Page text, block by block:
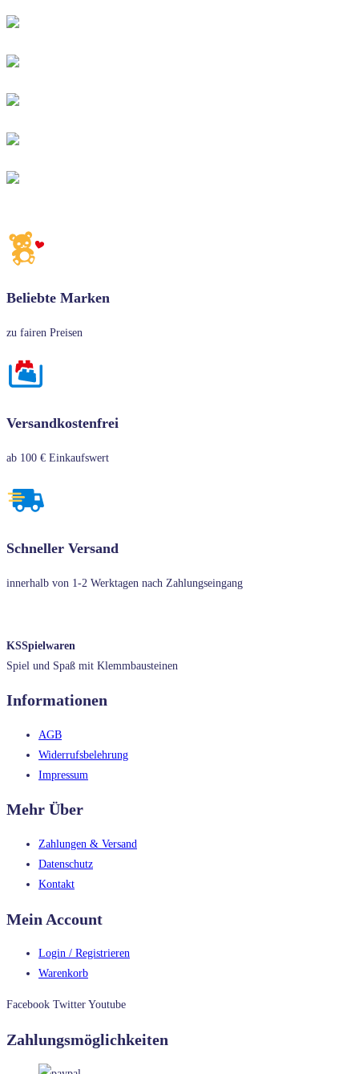
Beliebte Marken
zu fairen Preisen
Versandkostenfrei
ab 100 € Einkaufswert
Schneller Versand
innerhalb von 1-2 Werktagen nach Zahlungseingang
KSSpielwaren
Spiel und Spaß mit Klemmbausteinen
Informationen
AGB
Widerrufsbelehrung
Impressum
Mehr Über
Zahlungen & Versand
Datenschutz
Kontakt
Mein Account
Login / Registrieren
Warenkorb
Facebook Twitter Youtube
Zahlungsmöglichkeiten